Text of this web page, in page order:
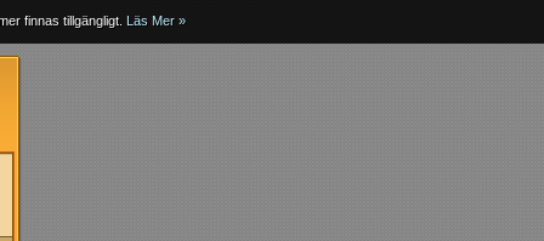
finnas tillgängligt. Läs Mer »